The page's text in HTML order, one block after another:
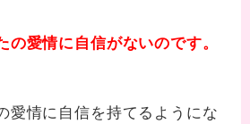
の愛情に自信がないのです。
愛情に自信を持てるようにな